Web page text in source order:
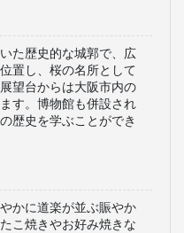
た歴史的な城郭で、広
置し、桜の名所として
望台からは大阪市内の
す。博物館も併設され
歴史を学ぶことができ
かに道楽が並ぶ賑やか
こ焼きやお好み焼きな